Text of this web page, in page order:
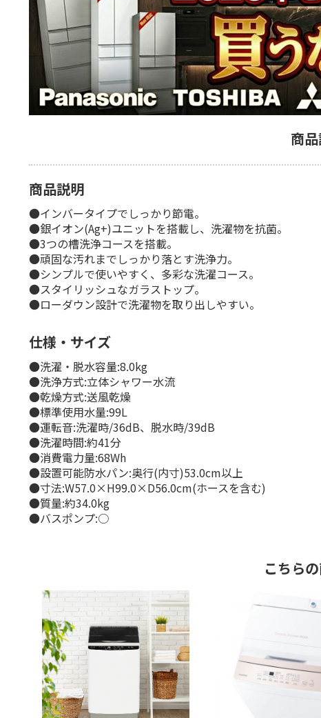
商
商品説明
●インバータイプでしっかり節電。
●銀イオン(Ag+)ユニットを搭載し、洗濯物を抗菌。
●3つの槽洗浄コースを搭載。
●頑固な汚れまでしっかり落とす洗浄力。
●シンプルで使いやすく、多彩な洗濯コース。
●スタイリッシュなガラストップ。
●ローダウン設計で洗濯物を取り出しやすい。
仕様・サイズ
●洗濯・脱水容量:8.0kg
●洗浄方式:立体シャワー水流
●乾燥方式:送風乾燥
●標準使用水量:99L
●運転音:洗濯時/36dB、脱水時/39dB
●洗濯時間:約41分
●消費電力量:68Wh
●設置可能防水パン:奥行(内寸)53.0cm以上
●寸法:W57.0×H99.0×D56.0cm(ホースを含む)
●質量:約34.0kg
●バスポンプ:○
こちら